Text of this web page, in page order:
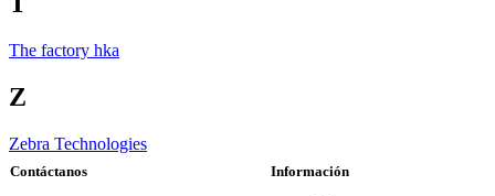
The factory hka
Z
Zebra Technologies
Contáctanos Información